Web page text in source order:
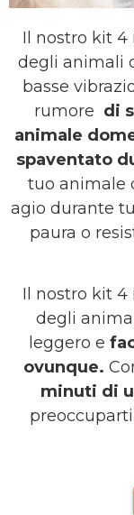
Il nostro kit 4
degli animali
basse
rumore di
animale
spaventato
tuo animale
agio durante
paura o
Il nostro kit 4
degli
leggero e
ovunque.
minuti di